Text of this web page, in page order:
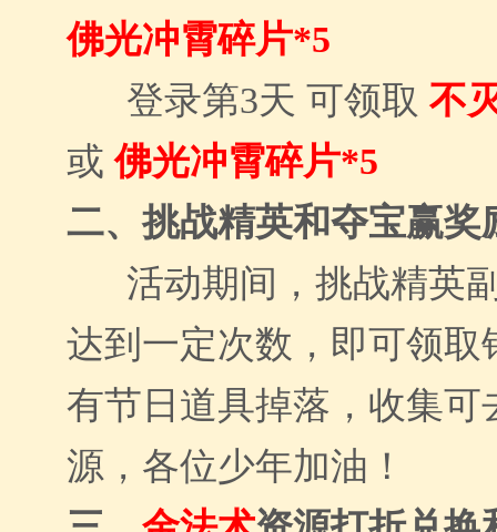
佛光冲霄碎片*5
登录第3天 可领取 不
或 佛光冲霄碎片*5
二、挑战精英和夺宝赢奖
活动期间，挑战精英
达到一定次数，即可领取
有节日道具掉落，收集可
源，各位少年加油！